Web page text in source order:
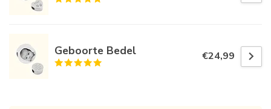
Geboorte Bedel €24,99